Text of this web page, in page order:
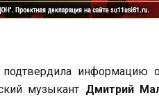
подтвердила информацию
музыкант Дмитрий